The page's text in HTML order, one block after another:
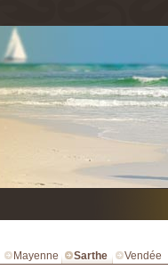
Mayenne Sarthe Vendée